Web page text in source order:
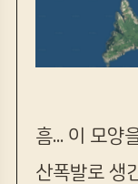
흠... 이 모양
산폭발로 생